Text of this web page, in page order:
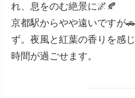
れ、息をのむ絶景に🌌🍂
京都駅からやや遠いですが
ず。夜風と紅葉の香りを感
時間が過ごせます。